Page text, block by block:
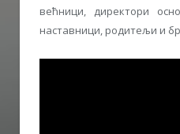
већници, директори
наставници, родитељи и